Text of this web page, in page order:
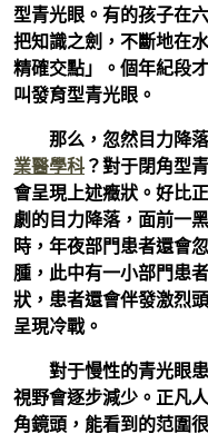
型青光眼。有的孩子在
把知識之劍，不斷地在
精確交點」。個年紀段
叫發育型青光眼。
那么，忽然目力降
業醫學科 ？對于閉角型
會呈現上述癥狀。好比
劇的目力降落，面前一
時，年夜部門患者還會
腫，此中有一小部門患
狀，患者還會伴發激烈
呈現冷戰。
對于慢性的青光眼
視野會逐步減少。正凡
角鏡頭，能看到的范圍